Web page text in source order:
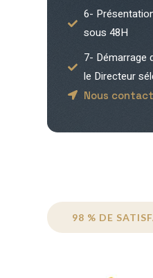
6-
sous 48H
7- Démarrage
le Directeur
Nous
98 % DE